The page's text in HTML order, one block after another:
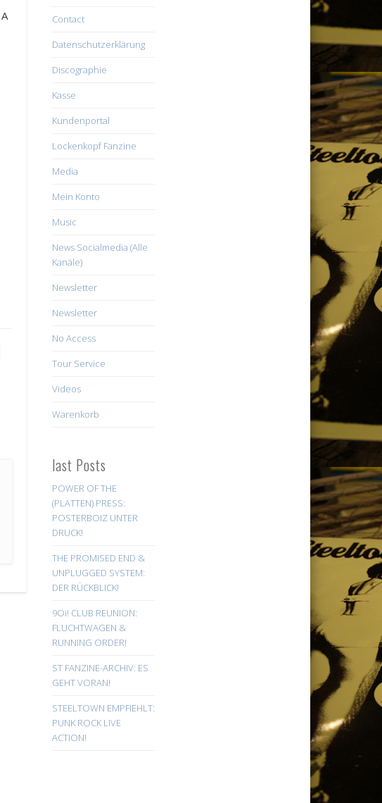
Contact
Datenschutzerklärung
Discographie
Kasse
Kundenportal
Lockenkopf Fanzine
Media
Mein Konto
Music
News Socialmedia (Alle
Kanäle)
Newsletter
Newsletter
No Access
Tour Service
Videos
Warenkorb
last Posts
POWER OF THE
(PLATTEN) PRESS:
POSTERBOIZ UNTER
DRUCK!
THE PROMISED END &
UNPLUGGED SYSTEM:
DER RÜCKBLICK!
9Oi! CLUB REUNION:
FLUCHTWAGEN &
RUNNING ORDER!
ST FANZINE-ARCHIV: ES
GEHT VORAN!
STEELTOWN EMPFIEHLT:
PUNK ROCK LIVE
ACTION!